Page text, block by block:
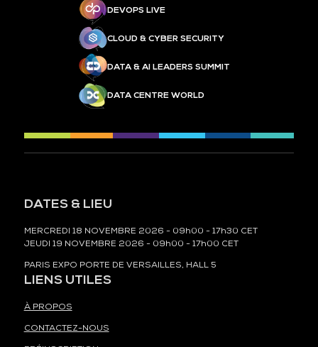
DEVOPS LIVE
CLOUD & CYBER SECURITY
DATA & AI LEADERS SUMMIT
DATA CENTRE WORLD
DATES & LIEU
MERCREDI 18 NOVEMBRE 2026 - 09h00 - 17h30 CET
JEUDI 19 NOVEMBRE 2026 - 09h00 - 17h00 CET
PARIS EXPO PORTE DE VERSAILLES, HALL 5
LIENS UTILES
À PROPOS
CONTACTEZ-NOUS